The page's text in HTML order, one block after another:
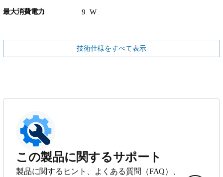
最大消費電力 9 W
技術仕様をすべて表示
この製品に関するサポート
製品に関するヒント、よくある質問（FAQ）、